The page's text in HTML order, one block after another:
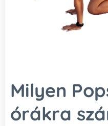
Milyen
órákra